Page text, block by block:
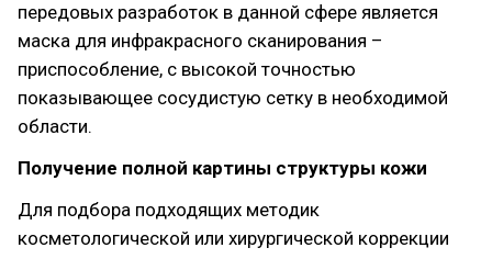
передовых разработок в данной сфере является
маска для инфракрасного сканирования –
приспособление, с высокой точностью
показывающее сосудистую сетку в необходимой
области.
Получение полной картины структуры кожи
Для подбора подходящих методик
косметологической или хирургической коррекции